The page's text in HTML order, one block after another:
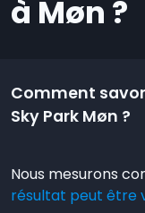
à Møn ?
Comment
Sky Park Møn ?
Nous mesurons
résultat peut être